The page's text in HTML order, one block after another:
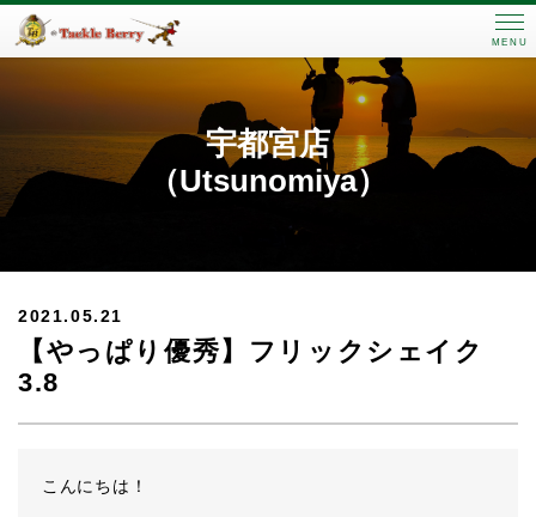
MENU
宇都宮店
（Utsunomiya）
2021.05.21
【やっぱり優秀】フリックシェイク
3.8
こんにちは！